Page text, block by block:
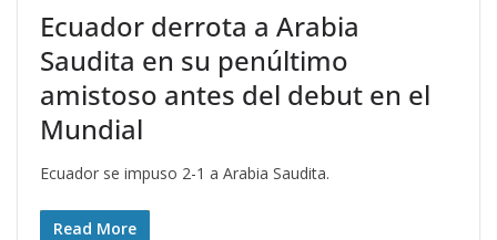
Ecuador derrota a Arabia
Saudita en su penúltimo
amistoso antes del debut en el
Mundial
Ecuador se impuso 2-1 a Arabia Saudita.
Read More